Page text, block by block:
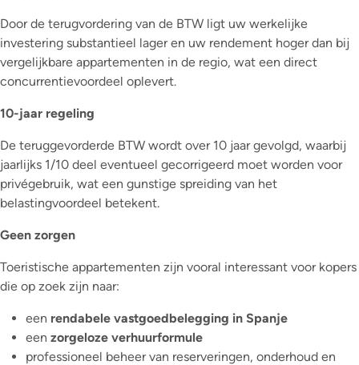
Door de terugvordering van de BTW ligt uw werkelijke
investering substantieel lager en uw rendement hoger dan bij
vergelijkbare appartementen in de regio, wat een direct
concurrentievoordeel oplevert.
10-jaar regeling
De teruggevorderde BTW wordt over 10 jaar gevolgd, waarbij
jaarlijks 1/10 deel eventueel gecorrigeerd moet worden voor
privégebruik, wat een gunstige spreiding van het
belastingvoordeel betekent.
Geen zorgen
Toeristische appartementen zijn vooral interessant voor kopers
die op zoek zijn naar:
een rendabele vastgoedbelegging in Spanje
een zorgeloze verhuurformule
professioneel beheer van reserveringen, onderhoud en